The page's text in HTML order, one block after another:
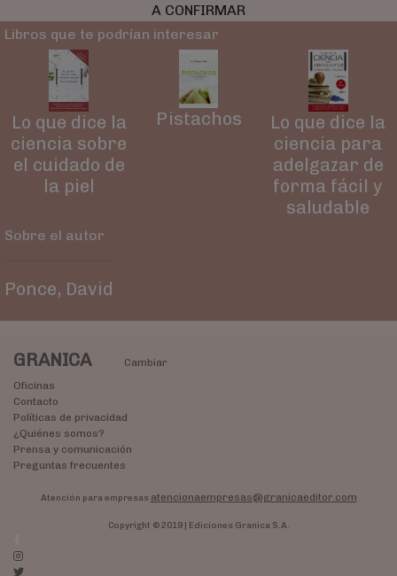
A CONFIRMAR
Libros que te podrían interesar
Lo que dice la
ciencia sobre
el cuidado de
la piel
Pistachos
Lo que dice la
ciencia para
adelgazar de
forma fácil y
saludable
Sobre el autor
Ponce, David
GRANICA
Cambiar
Oficinas
Contacto
Políticas de privacidad
¿Quiénes somos?
Prensa y comunicación
Preguntas frecuentes
Atención para empresas atencionaempresas@granicaeditor.com
Copyright © 2019 | Ediciones Granica S.A.